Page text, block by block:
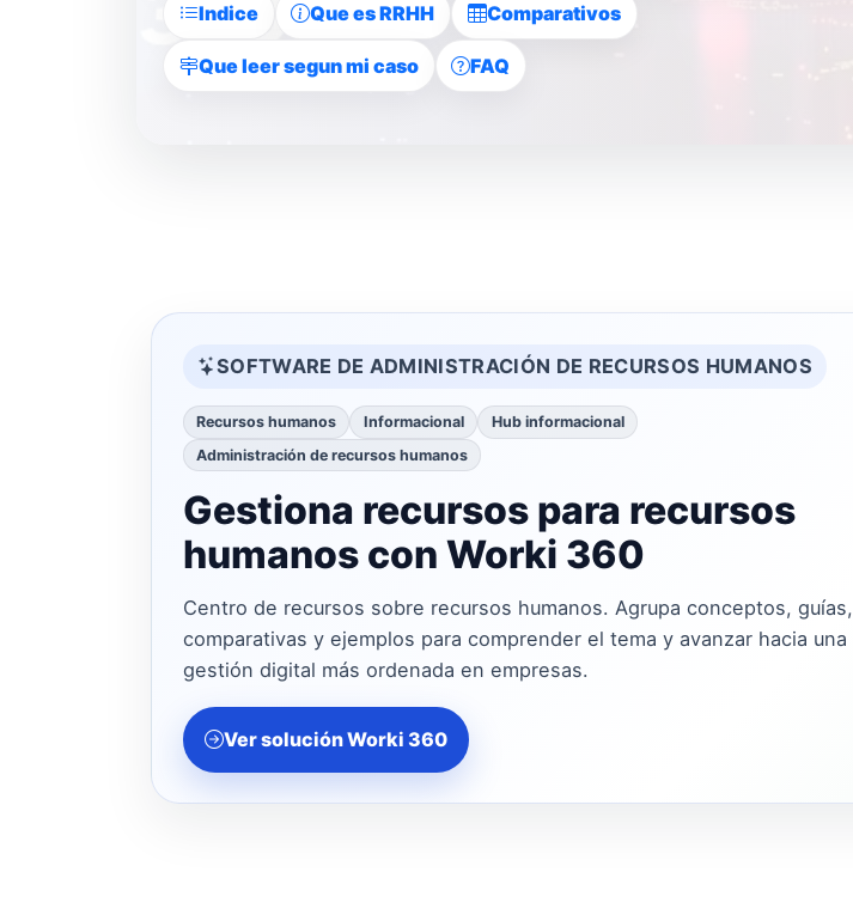
Indice Que es RRHH Comparativos
Que leer segun mi caso FAQ
SOFTWARE DE ADMINISTRACIÓN DE RECURSOS HUMANOS
Recursos humanos Informacional
Hub informacional
Administración de recursos humanos
Gestiona recursos para recursos
humanos con Worki 360
Centro de recursos sobre recursos humanos. Agrupa conceptos, guías,
comparativas y ejemplos para comprender el tema y avanzar hacia una
gestión digital más ordenada en empresas.
Ver solución Worki 360